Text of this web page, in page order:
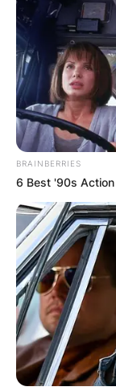
BRAINBERRIES
6 Best '90s